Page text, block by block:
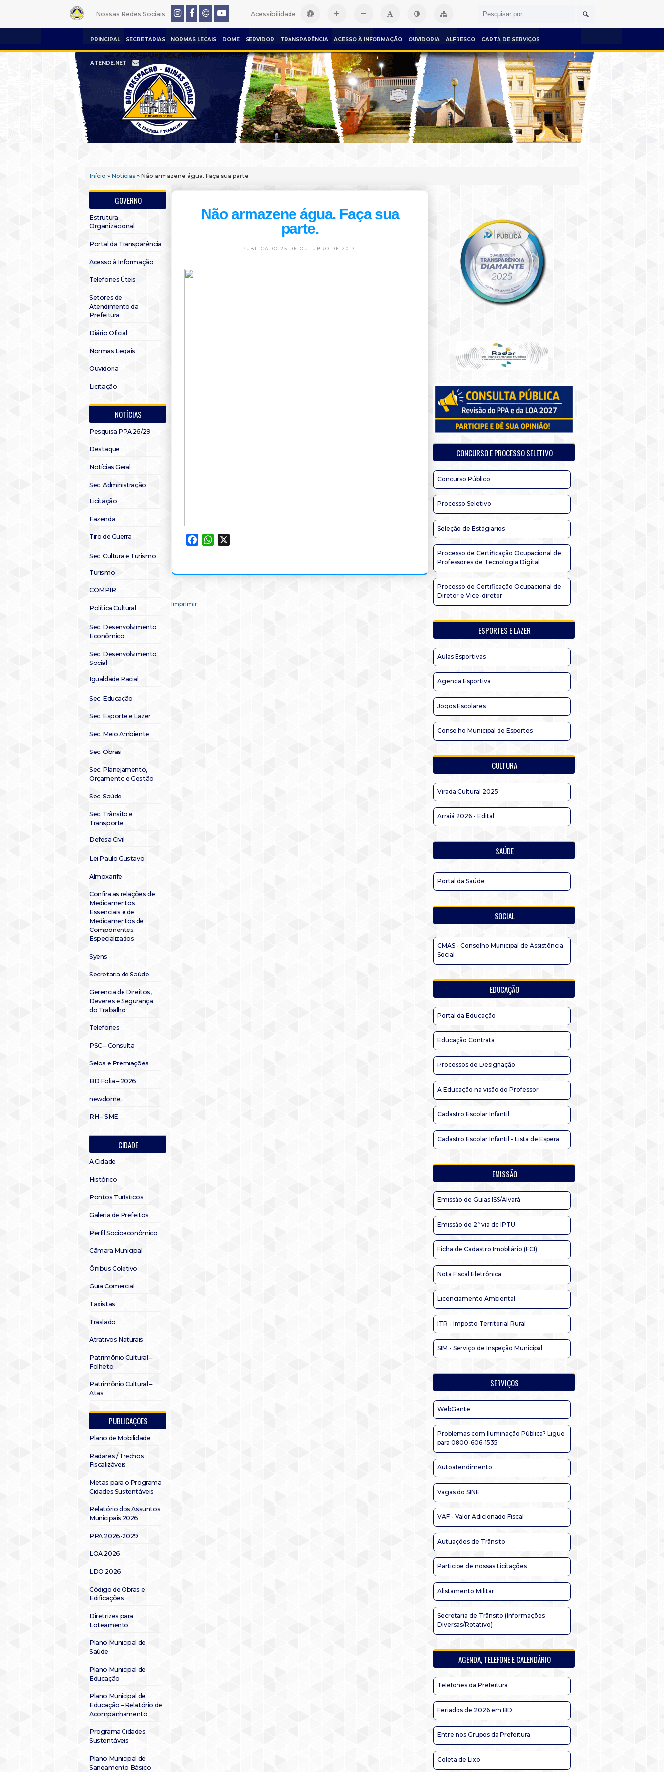
Nossas Redes Sociais Acessibilidade
PRINCIPAL SECRETARIAS NORMAS LEGAIS DOME SERVIDOR TRANSPARÊNCIA ACESSO À INFORMAÇÃO OUVIDORIA ALFRESCO CARTA DE SERVIÇOS
ATENDE.NET
Início » Notícias » Não armazene água. Faça sua parte.
GOVERNO
Estrutura
Organizacional
Portal da Transparência
Acesso à Informação
Telefones Úteis
Setores de
Atendimento da
Prefeitura
Diário Oficial
Normas Legais
Ouvidoria
Licitação
NOTÍCIAS
Pesquisa PPA 26/29
Destaque
Notícias Geral
Sec. Administração
Licitação
Fazenda
Tiro de Guerra
Sec. Cultura e Turismo
Turismo
COMPIR
Política Cultural
Sec. Desenvolvimento
Econômico
Sec. Desenvolvimento
Social
Igualdade Racial
Sec. Educação
Sec. Esporte e Lazer
Sec. Meio Ambiente
Sec. Obras
Sec. Planejamento,
Orçamento e Gestão
Sec. Saúde
Sec. Trânsito e
Transporte
Defesa Civil
Lei Paulo Gustavo
Almoxarife
Confira as relações de
Medicamentos
Essenciais e de
Medicamentos de
Componentes
Especializados
Syens
Secretaria de Saúde
Gerencia de Direitos,
Deveres e Segurança
do Trabalho
Telefones
PSC – Consulta
Selos e Premiações
BD Folia – 2026
newdome
RH – SME
CIDADE
A Cidade
Histórico
Pontos Turísticos
Galeria de Prefeitos
Perfil Socioeconômico
Câmara Municipal
Ônibus Coletivo
Guia Comercial
Taxistas
Traslado
Atrativos Naturais
Patrimônio Cultural –
Folheto
Patrimônio Cultural –
Atas
PUBLICAÇÕES
Plano de Mobilidade
Radares / Trechos
Fiscalizáveis
Metas para o Programa
Cidades Sustentáveis
Relatório dos Assuntos
Municipais 2026
PPA 2026-2029
LOA 2026
LDO 2026
Código de Obras e
Edificações
Diretrizes para
Loteamento
Plano Municipal de
Saúde
Plano Municipal de
Educação
Plano Municipal de
Educação – Relatório de
Acompanhamento
Programa Cidades
Sustentáveis
Plano Municipal de
Saneamento Básico
Não armazene água. Faça sua
parte.
PUBLICADO 25 DE OUTUBRO DE 2017.
FacebookWhatsApp
Imprimir
CONCURSO E PROCESSO SELETIVO
Concurso Público
Processo Seletivo
Seleção de Estágiarios
Processo de Certificação Ocupacional de
Professores de Tecnologia Digital
Processo de Certificação Ocupacional de
Diretor e Vice-diretor
ESPORTES E LAZER
Aulas Esportivas
Agenda Esportiva
Jogos Escolares
Conselho Municipal de Esportes
CULTURA
Virada Cultural 2025
Arraiá 2026 - Edital
SAÚDE
Portal da Saúde
SOCIAL
CMAS - Conselho Municipal de Assistência
Social
EDUCAÇÃO
Portal da Educação
Educação Contrata
Processos de Designação
A Educação na visão do Professor
Cadastro Escolar Infantil
Cadastro Escolar Infantil - Lista de Espera
EMISSÃO
Emissão de Guias ISS/Alvará
Emissão de 2ª via do IPTU
Ficha de Cadastro Imobliário (FCI)
Nota Fiscal Eletrônica
Licenciamento Ambiental
ITR - Imposto Territorial Rural
SIM - Serviço de Inspeção Municipal
SERVIÇOS
WebGente
Problemas com Iluminação Pública? Ligue
para 0800-606-1535
Autoatendimento
Vagas do SINE
VAF - Valor Adicionado Fiscal
Autuações de Trânsito
Participe de nossas Licitações
Alistamento Militar
Secretaria de Trânsito (Informações
Diversas/Rotativo)
AGENDA, TELEFONE E CALENDÁRIO
Telefones da Prefeitura
Feriados de 2026 em BD
Entre nos Grupos da Prefeitura
Coleta de Lixo